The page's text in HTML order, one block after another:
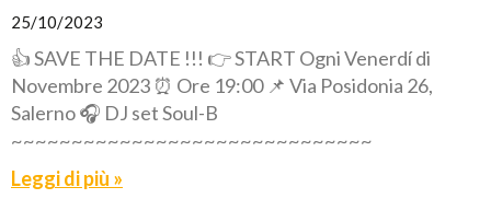
25/10/2023
👍 SAVE THE DATE !!! 👉 START Ogni Venerdí di
Novembre 2023 ⏰ Ore 19:00 📌 Via Posidonia 26,
Salerno 🎧 DJ set Soul-B
~~~~~~~~~~~~~~~~~~~~~~~~~~~~~~
Leggi di più »